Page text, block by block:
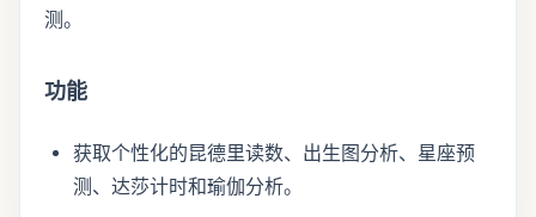
测。
功能
获取个性化的昆德里读数、出生图分析、星座预
测、达莎计时和瑜伽分析。